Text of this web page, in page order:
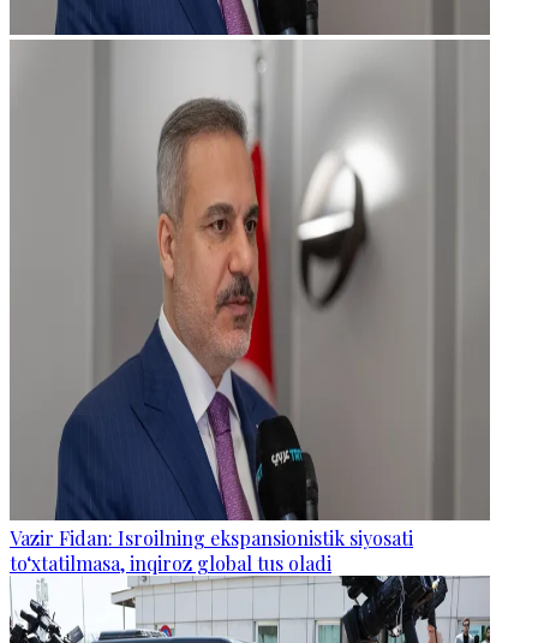
Vazir Fidan: Isroilning ekspansionistik siyosati
to‘xtatilmasa, inqiroz global tus oladi